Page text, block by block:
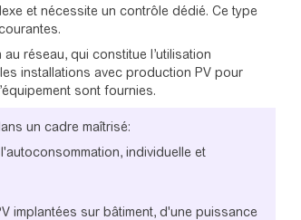
et nécessite un contrôle dédié. Ce type
réseau, qui constitue l’utilisation
installations avec production PV pour
sont fournies.
un cadre maîtrisé:
individuelle et
implantées sur bâtiment, d'une puissance